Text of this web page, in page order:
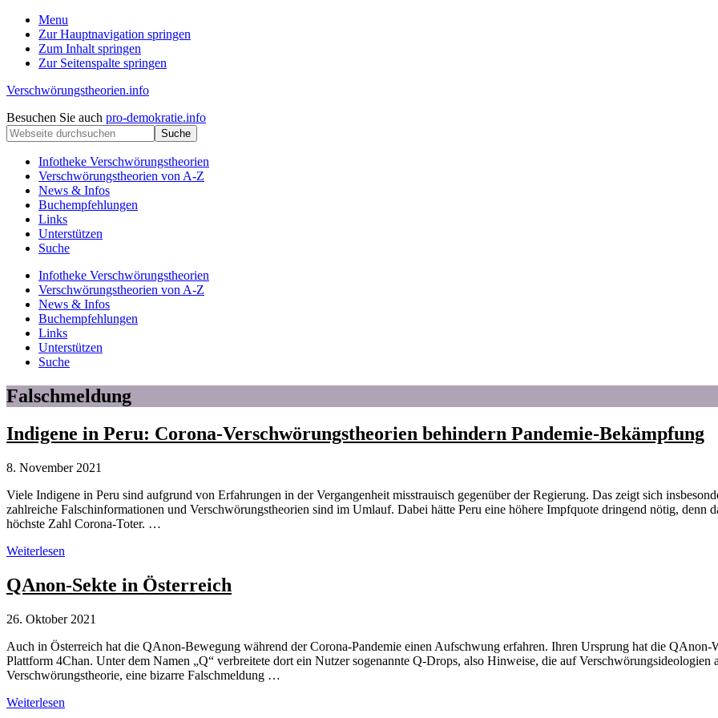
Menu
Zur Hauptnavigation springen
Zum Inhalt springen
Zur Seitenspalte springen
Verschwörungstheorien.info
Beiträge
zu
Merkmalen,
Funktionen
Risiken
konspirationistischen
Denkens
Kopfzeile
rechts
Besuchen Sie auch pro-demokratie.info
Webseite
durchsuchen
Infotheke Verschwörungstheorien
Verschwörungstheorien von A-Z
News & Infos
Buchempfehlungen
Links
Unterstützen
Suche
Infotheke Verschwörungstheorien
Verschwörungstheorien von A-Z
News & Infos
Buchempfehlungen
Links
Unterstützen
Suche
Falschmeldung
Indigene in Peru: Corona-Verschwörungstheorien behindern Pandemie-Bekämpfung
8. November 2021
Viele Indigene in Peru sind aufgrund von Erfahrungen in der Vergangenheit misstrauisch gegenüber der Regierung. Das zeigt sich
zahlreiche Falschinformationen und Verschwörungstheorien sind im Umlauf. Dabei hätte Peru eine höhere Impfquote dringend nötig, denn
höchste Zahl Corona-Toter. …
Indigene
Peru:
Corona-
behindern
Pandemie-
Bekämpfung
Weiterlesen
QAnon-Sekte in Österreich
26. Oktober 2021
Auch in Österreich hat die QAnon-Bewegung während der Corona-Pandemie einen Aufschwung erfahren. Ihren Ursprung hat die
Plattform 4Chan. Unter dem Namen „Q“ verbreitete dort ein Nutzer sogenannte Q-Drops, also Hinweise, die auf Verschwörungsideologien
Verschwörungstheorie, eine bizarre Falschmeldung …
QAnon-
Weiterlesen